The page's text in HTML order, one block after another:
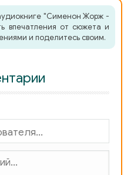
"Сименон Жорж -
впечатления от сюжета и
и поделитесь своим.